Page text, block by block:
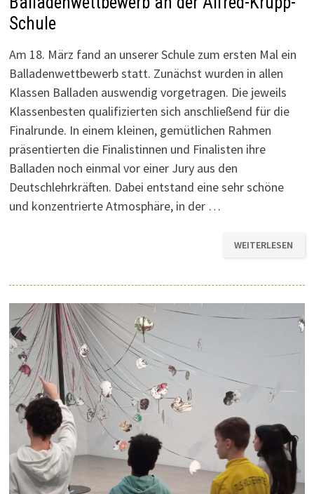
Schule
Am 18. März fand an unserer Schule zum ersten Mal ein
Balladenwettbewerb statt. Zunächst wurden in allen
Klassen Balladen auswendig vorgetragen. Die jeweils
Klassenbesten qualifizierten sich anschließend für die
Finalrunde. In einem kleinen, gemütlichen Rahmen
präsentierten die Finalistinnen und Finalisten ihre
Balladen noch einmal vor einer Jury aus den
Deutschlehrkräften. Dabei entstand eine sehr schöne
und konzentrierte Atmosphäre, in der …
AN
SCHULE
WEITERLESEN